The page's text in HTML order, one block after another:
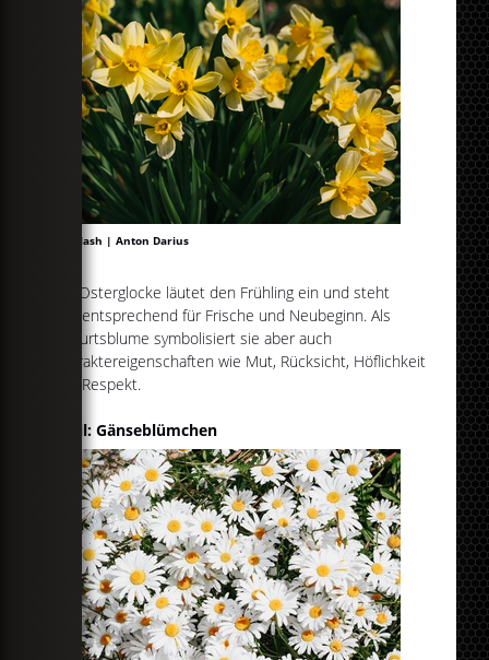
Unsplash | Anton Darius
Die Osterglocke läutet den Frühling ein und steht
dementsprechend für Frische und Neubeginn. Als
Geburtsblume symbolisiert sie aber auch
Charaktereigenschaften wie Mut, Rücksicht, Höflichkeit
und Respekt.
April: Gänseblümchen